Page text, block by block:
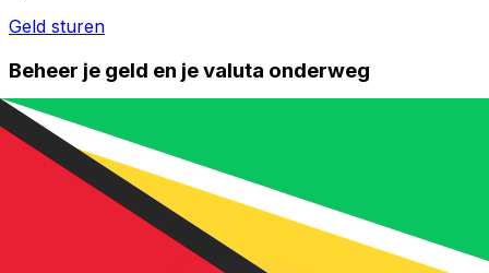
Geld sturen
Beheer je geld en je valuta onderweg
De Xe-app heeft alles wat je nodig hebt voor wereldwijde
geldtransfers en valutabeheer. Wissel valuta's om, stel
koerswaarschuwingen in en maak geld over naar het
buitenland zonder verborgen kosten. Download
vandaag nog!